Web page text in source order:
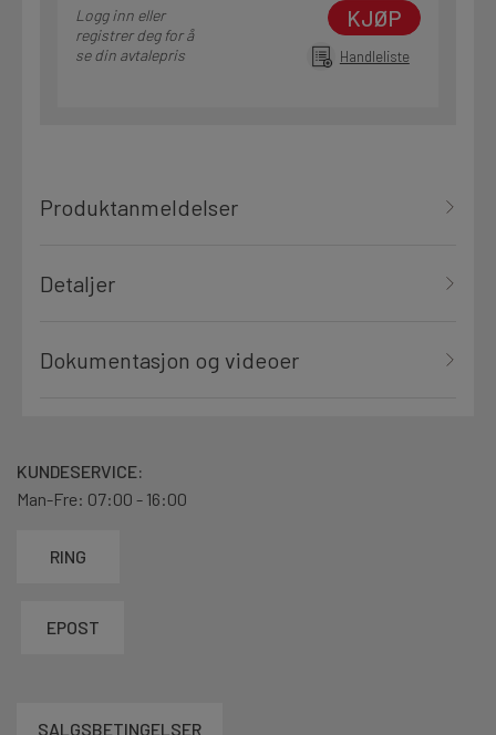
Logg inn eller
registrer deg for å
se din avtalepris
KJØP
Handleliste
Produktanmeldelser
Detaljer
Dokumentasjon og videoer
KUNDESERVICE:
Man-Fre: 07:00 - 16:00
RING
EPOST
SALGSBETINGELSER